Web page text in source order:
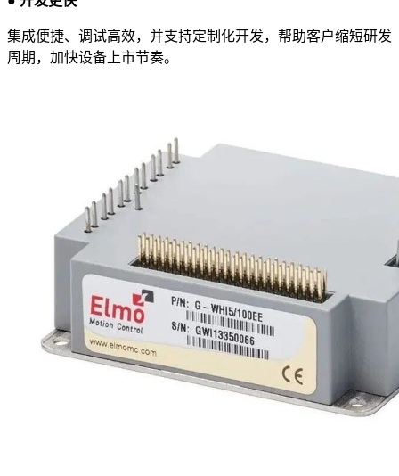
集成便捷、调试高效，并支持定制化开发，帮助客户缩短研发
周期，加快设备上市节奏。